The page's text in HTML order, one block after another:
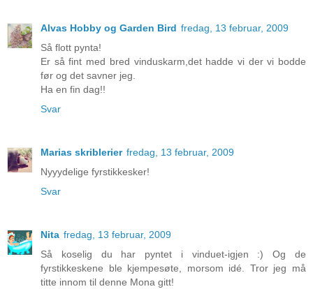
Alvas Hobby og Garden Bird fredag, 13 februar, 2009
Så flott pynta!
Er så fint med bred vinduskarm,det hadde vi der vi bodde
før og det savner jeg.
Ha en fin dag!!
Svar
Marias skriblerier fredag, 13 februar, 2009
Nyyydelige fyrstikkesker!
Svar
Nita fredag, 13 februar, 2009
Så koselig du har pyntet i vinduet-igjen :) Og de
fyrstikkeskene ble kjempesøte, morsom idé. Tror jeg må
titte innom til denne Mona gitt!